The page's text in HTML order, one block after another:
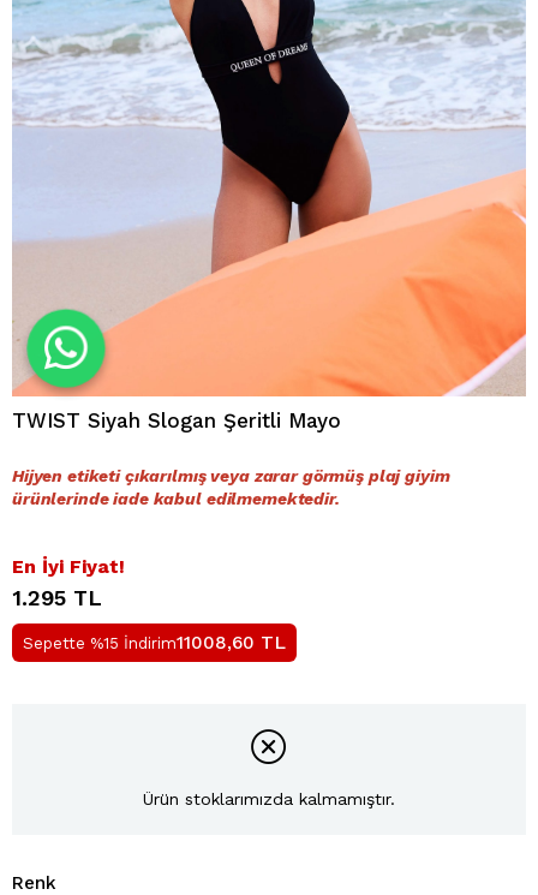
TWIST Siyah Slogan Şeritli Mayo
Hijyen etiketi çıkarılmış veya zarar görmüş plaj giyim
ürünlerinde iade kabul edilmemektedir.
En İyi Fiyat!
1.295 TL
Sepette %15 İndirim11008,60 TL
Ürün stoklarımızda kalmamıştır.
Renk